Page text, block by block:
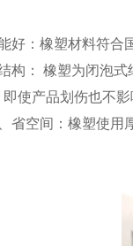
好：橡塑材料符合
构： 橡塑为闭泡
即使产品划伤也不
省空间：橡塑使用